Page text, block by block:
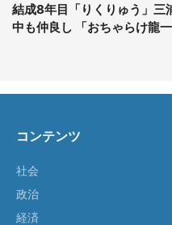
結成8年目「りくりゅう」三
中も仲良し 「おちゃらけ龍
コンテンツ
社会
政治
経済